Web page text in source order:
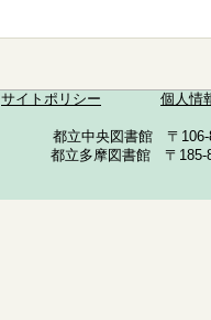
サイトポリシー 個人情
都立中央図書館 〒
都立多摩図書館 〒185-